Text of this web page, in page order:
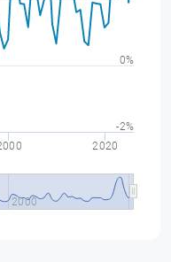
2020
2000
-2%
0%